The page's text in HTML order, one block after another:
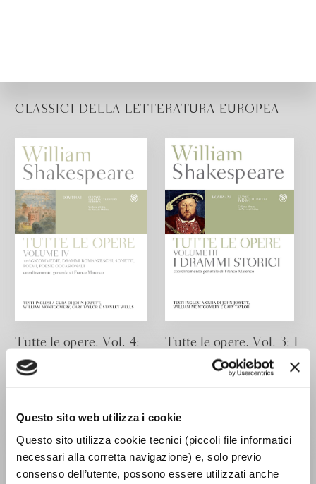
Questo sito web utilizza i cookie
Questo sito utilizza cookie tecnici (piccoli file informatici
necessari alla corretta navigazione) e, solo previo
consenso dell’utente, possono essere utilizzati anche
CLASSICI DELLA LETTERATURA EUROPEA
Tutte le opere. Vol. 4:
Tragicommedie,
drammi romanzeschi,
William Shakespeare
Tutte le opere. Vol. 3: I
drammi storici
William Shakespeare